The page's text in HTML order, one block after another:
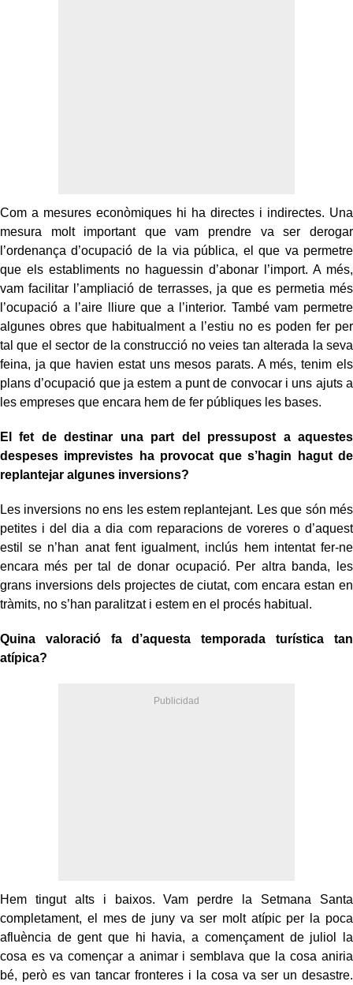
Com a mesures econòmiques hi ha directes i indirectes. Una
mesura molt important que vam prendre va ser derogar
l’ordenança d’ocupació de la via pública, el que va permetre
que els establiments no haguessin d’abonar l’import. A més,
vam facilitar l’ampliació de terrasses, ja que es permetia més
l’ocupació a l’aire lliure que a l’interior. També vam permetre
algunes obres que habitualment a l’estiu no es poden fer per
tal que el sector de la construcció no veies tan alterada la seva
feina, ja que havien estat uns mesos parats. A més, tenim els
plans d’ocupació que ja estem a punt de convocar i uns ajuts a
les empreses que encara hem de fer públiques les bases.
El fet de destinar una part del pressupost a aquestes
despeses imprevistes ha provocat que s’hagin hagut de
replantejar algunes inversions?
Les inversions no ens les estem replantejant. Les que són més
petites i del dia a dia com reparacions de voreres o d’aquest
estil se n’han anat fent igualment, inclús hem intentat fer-ne
encara més per tal de donar ocupació. Per altra banda, les
grans inversions dels projectes de ciutat, com encara estan en
tràmits, no s’han paralitzat i estem en el procés habitual.
Quina valoració fa d’aquesta temporada turística tan
atípica?
Hem tingut alts i baixos. Vam perdre la Setmana Santa
completament, el mes de juny va ser molt atípic per la poca
afluència de gent que hi havia, a començament de juliol la
cosa es va començar a animar i semblava que la cosa aniria
bé, però es van tancar fronteres i la cosa va ser un desastre.